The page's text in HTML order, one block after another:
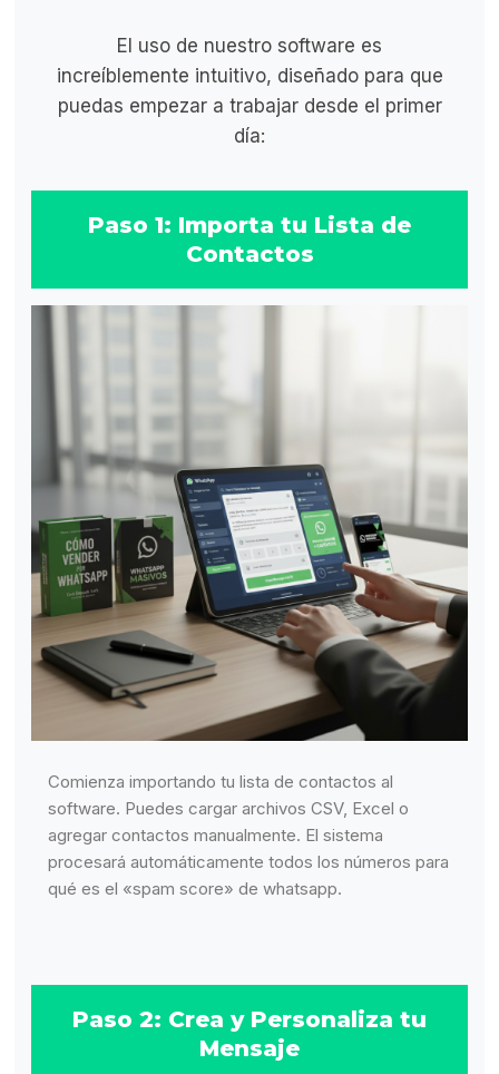
El uso de nuestro software es
increíblemente intuitivo, diseñado para que
puedas empezar a trabajar desde el primer
día:
Paso 1: Importa tu Lista de
Contactos
Comienza importando tu lista de contactos al
software. Puedes cargar archivos CSV, Excel o
agregar contactos manualmente. El sistema
procesará automáticamente todos los números para
qué es el «spam score» de whatsapp.
Paso 2: Crea y Personaliza tu
Mensaje